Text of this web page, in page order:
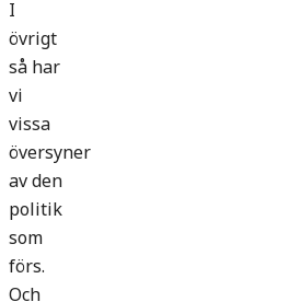
I
övrigt
så har
vi
vissa
översyner
av den
politik
som
förs.